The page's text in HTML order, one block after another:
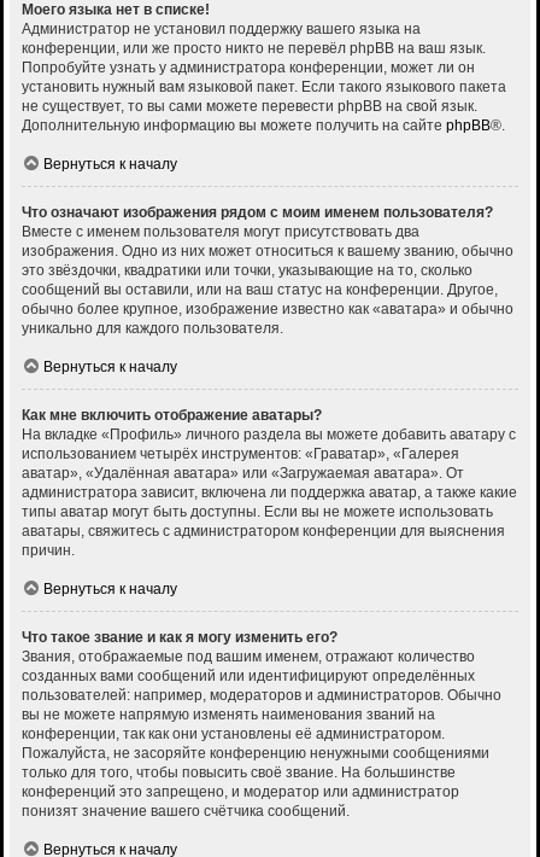
Моего языка нет в списке!
Администратор не установил поддержку вашего языка на
конференции, или же просто никто не перевёл phpBB на ваш язык.
Попробуйте узнать у администратора конференции, может ли он
установить нужный вам языковой пакет. Если такого языкового пакета
не существует, то вы сами можете перевести phpBB на свой язык.
Дополнительную информацию вы можете получить на сайте phpBB®.
Вернуться к началу
Что означают изображения рядом с моим именем пользователя?
Вместе с именем пользователя могут присутствовать два
изображения. Одно из них может относиться к вашему званию, обычно
это звёздочки, квадратики или точки, указывающие на то, сколько
сообщений вы оставили, или на ваш статус на конференции. Другое,
обычно более крупное, изображение известно как «аватара» и обычно
уникально для каждого пользователя.
Вернуться к началу
Как мне включить отображение аватары?
На вкладке «Профиль» личного раздела вы можете добавить аватару с
использованием четырёх инструментов: «Граватар», «Галерея
аватар», «Удалённая аватара» или «Загружаемая аватара». От
администратора зависит, включена ли поддержка аватар, а также какие
типы аватар могут быть доступны. Если вы не можете использовать
аватары, свяжитесь с администратором конференции для выяснения
причин.
Вернуться к началу
Что такое звание и как я могу изменить его?
Звания, отображаемые под вашим именем, отражают количество
созданных вами сообщений или идентифицируют определённых
пользователей: например, модераторов и администраторов. Обычно
вы не можете напрямую изменять наименования званий на
конференции, так как они установлены её администратором.
Пожалуйста, не засоряйте конференцию ненужными сообщениями
только для того, чтобы повысить своё звание. На большинстве
конференций это запрещено, и модератор или администратор
понизят значение вашего счётчика сообщений.
Вернуться к началу